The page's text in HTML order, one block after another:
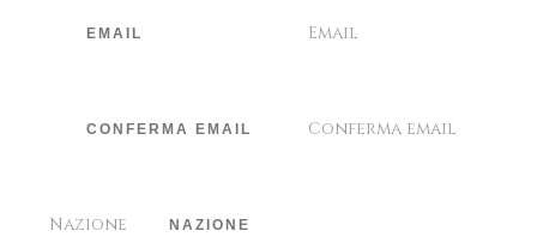
Email
Conferma email
Nazione